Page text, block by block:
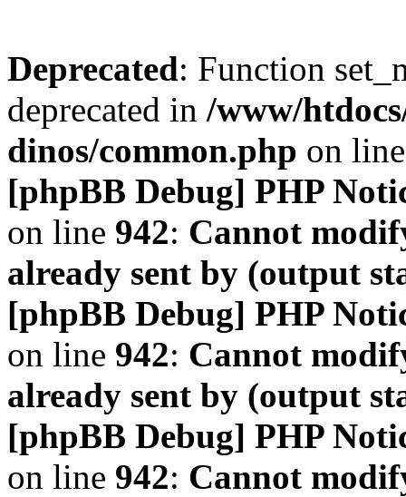
Deprecated: Function
deprecated in /www/
dinos/common.php on
[phpBB Debug] PHP
on line 942: Cannot
already sent by (output
[phpBB Debug] PHP
on line 942: Cannot
already sent by (output
[phpBB Debug] PHP
on line 942: Cannot